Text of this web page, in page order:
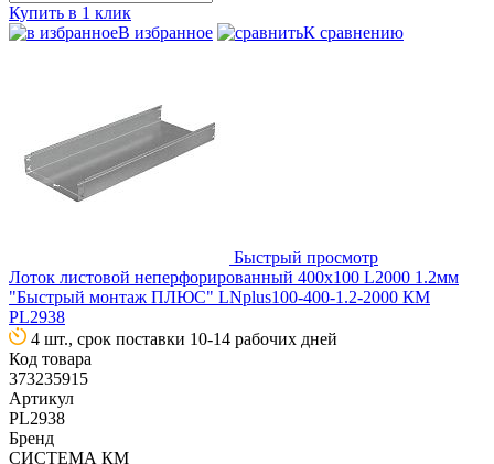
Купить в 1 клик
В избранное
К сравнению
Быстрый просмотр
Лоток листовой неперфорированный 400х100 L2000 1.2мм
"Быстрый монтаж ПЛЮС" LNplus100-400-1.2-2000 КМ
PL2938
4 шт., срок поставки 10-14 рабочих дней
Код товара
373235915
Артикул
PL2938
Бренд
СИСТЕМА КМ